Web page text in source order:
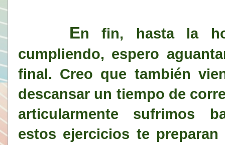
En fin, hasta la
cumpliendo, espero
final. Creo que también
descansar un tiempo de
articularmente sufrimos
estos ejercicios te preparan